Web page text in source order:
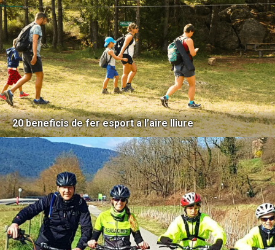
20 beneficis de fer esport a l’aire lliure